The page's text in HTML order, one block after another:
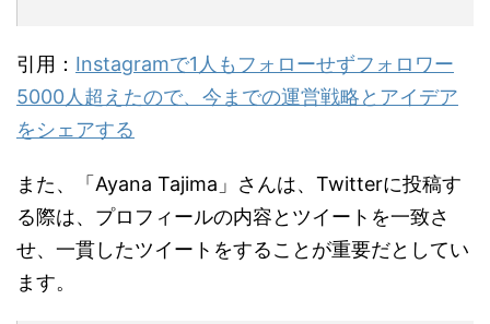
引用： Instagramで1人もフォローせずフォロワー
5000人超えたので、今までの運営戦略とアイデア
をシェアする
また、「Ayana Tajima」さんは、Twitterに投稿す
る際は、プロフィールの内容とツイートを一致さ
せ、一貫したツイートをすることが重要だとしてい
ます。